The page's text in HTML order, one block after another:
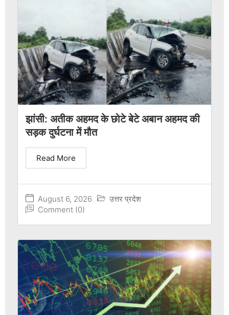
झांसी: अतीक अहमद के छोटे बेटे अबान अहमद की
सड़क दुर्घटना में मौत
August 6, 2026
उत्तर प्रदेश
Comment (0)
Read More